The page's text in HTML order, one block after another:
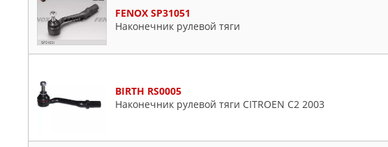
FENOX SP31051
Наконечник рулевой тяги
BIRTH RS0005
Наконечник рулевой тяги CITROEN C2 2003